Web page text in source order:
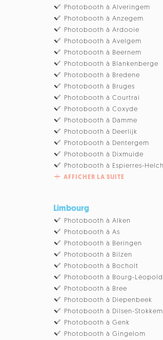
Photobooth à Alveringem
Photobooth à Anzegem
Photobooth à Ardooie
Photobooth à Avelgem
Photobooth à Beernem
Photobooth à Blankenberge
Photobooth à Bredene
Photobooth à Bruges
Photobooth à Courtrai
Photobooth à Coxyde
Photobooth à Damme
Photobooth à Deerlijk
Photobooth à Dentergem
Photobooth à Dixmuide
Photobooth à Espierres-
AFFICHER LA SUITE
Limbourg
Photobooth à Alken
Photobooth à As
Photobooth à Beringen
Photobooth à Bilzen
Photobooth à Bocholt
Photobooth à Bourg-Léopold
Photobooth à Bree
Photobooth à Diepenbeek
Photobooth à Dilsen-Stokkem
Photobooth à Genk
Photobooth à Gingelom